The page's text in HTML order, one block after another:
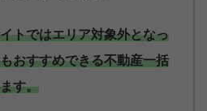
トではエリア対象外となっ
おすすめできる不動産一括
す。